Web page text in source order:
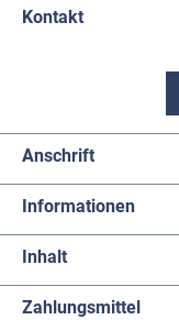
Kontakt
Anschrift
Informationen
Inhalt
Zahlungsmittel